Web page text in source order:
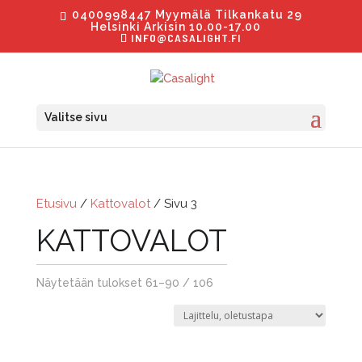
0400998447 Myymälä Tilkankatu 29
Helsinki Arkisin 10.00-17.00
INFO@CASALIGHT.FI
Valitse sivu
Etusivu/ Kattovalot/ Sivu 3
KATTOVALOT
Näytetään tulokset 61–90 / 106